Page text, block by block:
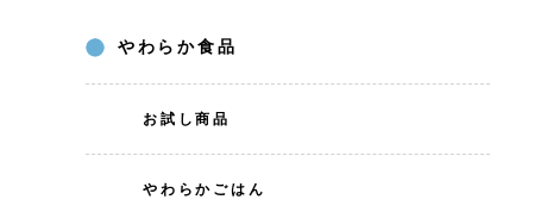
やわらか食品
お試し商品
やわらかごはん